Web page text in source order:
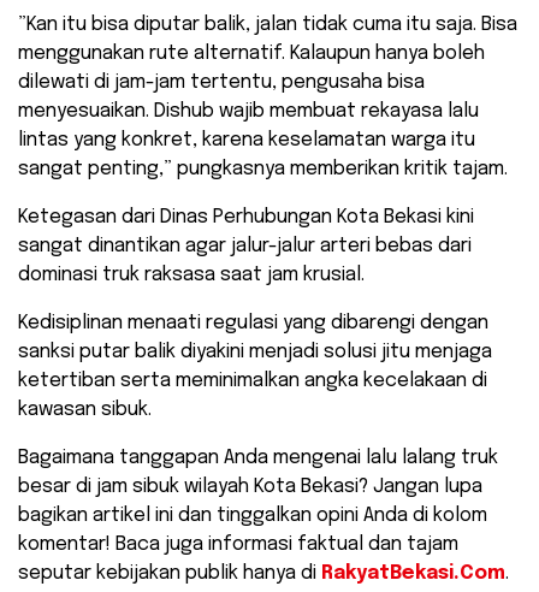
​”Kan itu bisa diputar balik, jalan tidak cuma itu saja. Bisa
menggunakan rute alternatif. Kalaupun hanya boleh
dilewati di jam-jam tertentu, pengusaha bisa
menyesuaikan. Dishub wajib membuat rekayasa lalu
lintas yang konkret, karena keselamatan warga itu
sangat penting,” pungkasnya memberikan kritik tajam.
Ketegasan dari Dinas Perhubungan Kota Bekasi kini
sangat dinantikan agar jalur-jalur arteri bebas dari
dominasi truk raksasa saat jam krusial.
Kedisiplinan menaati regulasi yang dibarengi dengan
sanksi putar balik diyakini menjadi solusi jitu menjaga
ketertiban serta meminimalkan angka kecelakaan di
kawasan sibuk.
​Bagaimana tanggapan Anda mengenai lalu lalang truk
besar di jam sibuk wilayah Kota Bekasi? Jangan lupa
bagikan artikel ini dan tinggalkan opini Anda di kolom
komentar! Baca juga informasi faktual dan tajam
seputar kebijakan publik hanya di RakyatBekasi.Com.